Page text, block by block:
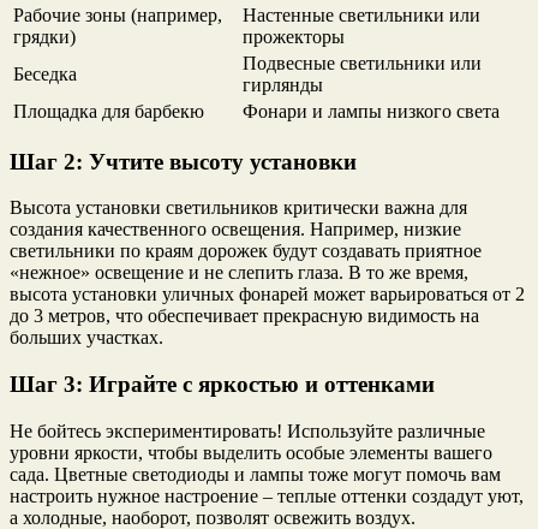
Рабочие зоны (например,
грядки)
Настенные светильники или
прожекторы
Беседка
Подвесные светильники или
гирлянды
Площадка для барбекю
Фонари и лампы низкого света
Шаг 2: Учтите высоту установки
Высота установки светильников критически важна для
создания качественного освещения. Например, низкие
светильники по краям дорожек будут создавать приятное
«нежное» освещение и не слепить глаза. В то же время,
высота установки уличных фонарей может варьироваться от 2
до 3 метров, что обеспечивает прекрасную видимость на
больших участках.
Шаг 3: Играйте с яркостью и оттенками
Не бойтесь экспериментировать! Используйте различные
уровни яркости, чтобы выделить особые элементы вашего
сада. Цветные светодиоды и лампы тоже могут помочь вам
настроить нужное настроение – теплые оттенки создадут уют,
а холодные, наоборот, позволят освежить воздух.